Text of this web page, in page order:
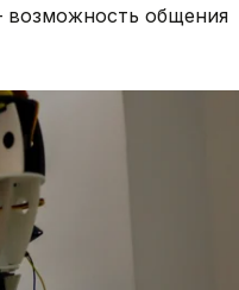
возможность общения